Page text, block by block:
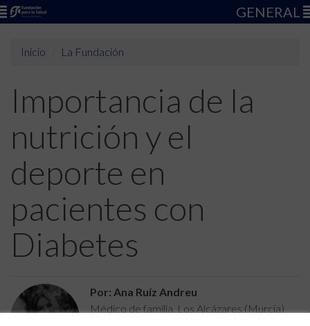
GENERAL
Inicio La Fundación
Importancia de la
nutrición y el
deporte en
pacientes con
Diabetes
Por: Ana Ruíz Andreu
Médico de familia. Los Alcázares (Murcia)